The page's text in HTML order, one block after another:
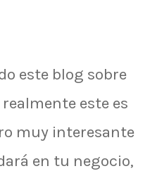
este blog sobre
este es
muy interesante
en tu negocio,